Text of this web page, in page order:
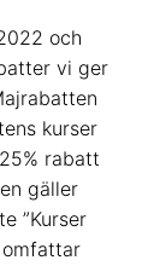
och
vi ger
kurser
rabatt
gäller
”Kurser
omfattar